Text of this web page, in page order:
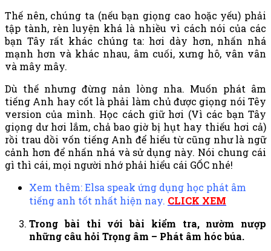
Thế nên, chúng ta (nếu bạn giọng cao hoặc yếu) phải
tập tành, rèn luyện khá là nhiều vì cách nói của các
bạn Tây rất khác chúng ta: hơi dày hơn, nhấn nhá
mạnh hơn và khác nhau, âm cuối, xưng hô, vân vân
và mây mây.
Dù thế nhưng đừng nản lòng nha. Muốn phát âm
tiếng Anh hay cốt là phải làm chủ được giọng nói Têy
version của mình. Học cách giữ hơi (Vì các bạn Tây
giọng dư hơi lắm, chả bao giờ bị hụt hay thiếu hơi cả)
rồi trau dồi vốn tiếng Anh để hiểu từ cũng như là ngữ
cảnh hơn để nhấn nhá và sử dụng này. Nói chung cái
gì thì cái, mọi người nhớ phải hiểu cái GỐC nhé!
Xem thêm: Elsa speak ứng dụng học phát âm
tiếng anh tốt nhất hiện nay. CLICK XEM
Trong bài thi với bài kiểm tra, nườm nượp
những câu hỏi Trọng âm – Phát âm hóc búa.